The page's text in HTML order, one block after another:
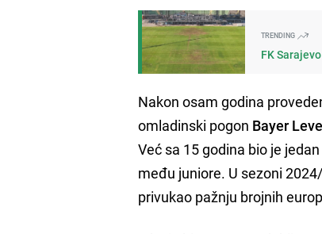
TRENDING
FK
Nakon osam godina
omladinski pogon Bayer
Već sa 15 godina bio je
među juniore. U sezoni
privukao pažnju brojnih